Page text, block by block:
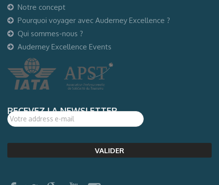
Notre concept
Pourquoi voyager avec Auderney Excellence ?
Qui sommes-nous ?
Auderney Excellence Events
RECEVEZ LA NEWSLETTER